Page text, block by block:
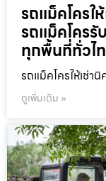
รถแม็คโคร
รถแม็คโครรั
ทุกพื้นที่ทั่วไ
รถแม็คโครให้เช่า
ดูเพิ่มเติม »